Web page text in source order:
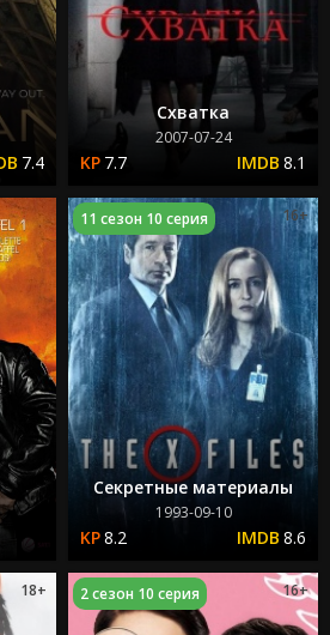
7.4
Схватка
2007-07-24
7.7 8.1
Секретные материалы
1993-09-10
8.2 8.6
11 сезон 10 серия 16+
18+ 2 сезон 10 серия 16+